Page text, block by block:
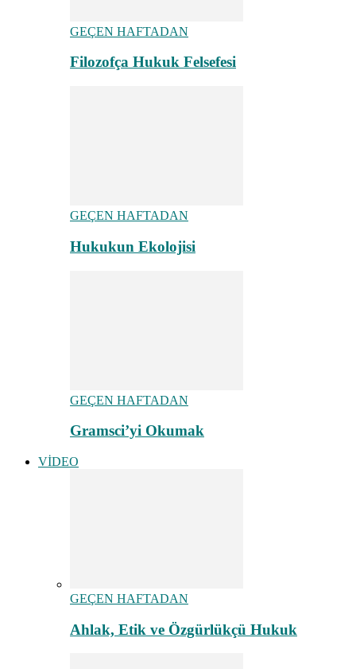
GEÇEN HAFTADAN
Filozofça Hukuk Felsefesi
GEÇEN HAFTADAN
Hukukun Ekolojisi
GEÇEN HAFTADAN
Gramsci’yi Okumak
VİDEO
GEÇEN HAFTADAN
Ahlak, Etik ve Özgürlükçü Hukuk